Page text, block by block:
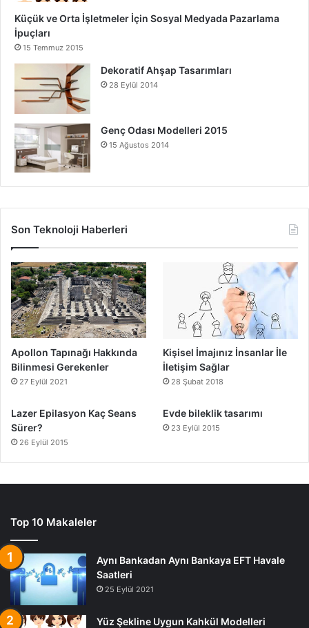
Küçük ve Orta İşletmeler İçin Sosyal Medyada Pazarlama
İpuçları
15 Temmuz 2015
Dekoratif Ahşap Tasarımları
28 Eylül 2014
Genç Odası Modelleri 2015
15 Ağustos 2014
Son Teknoloji Haberleri
Apollon Tapınağı Hakkında
Bilinmesi Gerekenler
27 Eylül 2021
Kişisel İmajınız İnsanlar İle
İletişim Sağlar
28 Şubat 2018
Lazer Epilasyon Kaç Seans
Sürer?
26 Eylül 2015
Evde bileklik tasarımı
23 Eylül 2015
Top 10 Makaleler
Aynı Bankadan Aynı Bankaya EFT Havale
Saatleri
25 Eylül 2021
Yüz Şekline Uygun Kahkül Modelleri